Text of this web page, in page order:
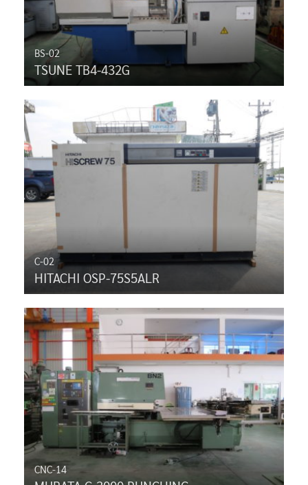
BS-02
TSUNE TB4-432G
C-02
HITACHI OSP-75S5ALR
CNC-14